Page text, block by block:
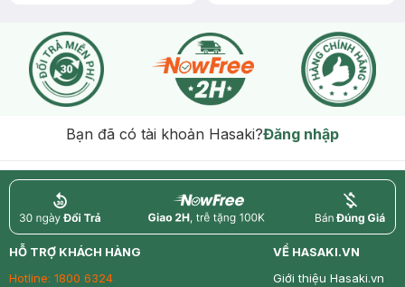
Bạn đã có tài khoản Hasaki?Đăng nhập
return nowfree price
HỖ TRỢ KHÁCH HÀNG
Hotline: 1800 6324
VỀ HASAKI.VN
Giới thiệu Hasaki.vn